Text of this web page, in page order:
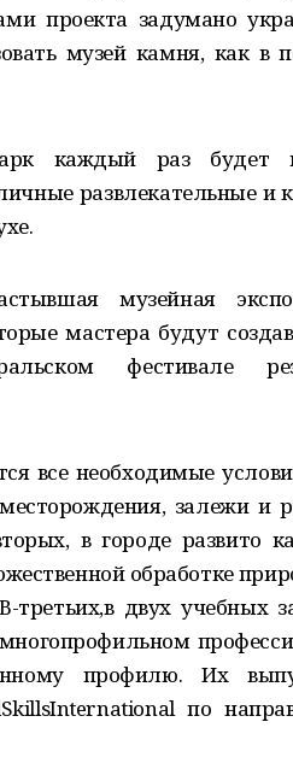
проекта задумано
музей камня, как
каждый раз будет
развлекательные и
музейная
мастера будут
фестивале
все необходимые
залежи и
в городе развито
обработке
третьих,в двух учебных
профилю. Их
по